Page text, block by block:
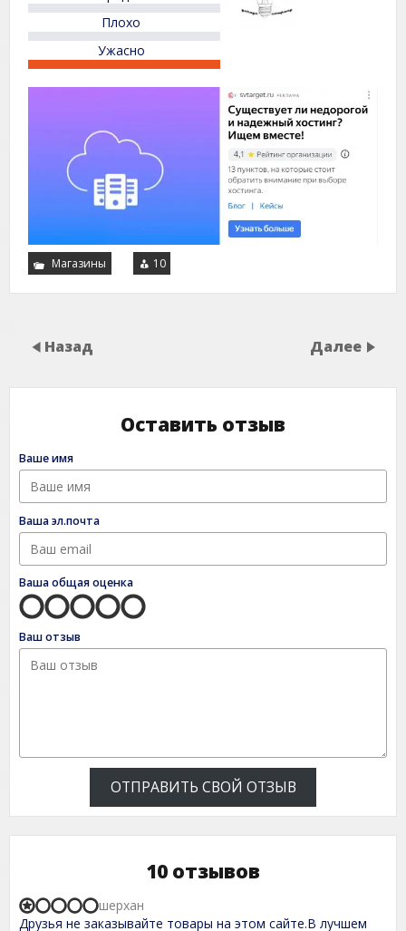
Плохо
Ужасно
Магазины 10
Назад Далее
Оставить отзыв
Ваше имя
Ваша эл.почта
Ваша общая оценка
Ваш отзыв
ОТПРАВИТЬ СВОЙ ОТЗЫВ
10 отзывов
R
a
Друзья не заказывайте товары на этом сайте.В лучшем
шерхан